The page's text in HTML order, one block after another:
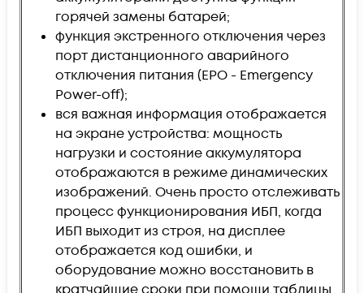
горячей замены батарей;
функция экстренного отключения через
порт дистанционного аварийного
отключения питания (EPO - Emergency
Power-off);
вся важная информация отображается
на экране устройства: мощность
нагрузки и состояние аккумулятора
отображаются в режиме динамических
изображений. Очень просто отслеживать
процесс функционирования ИБП, когда
ИБП выходит из строя, на дисплее
отображается код ошибки, и
оборудование можно восстановить в